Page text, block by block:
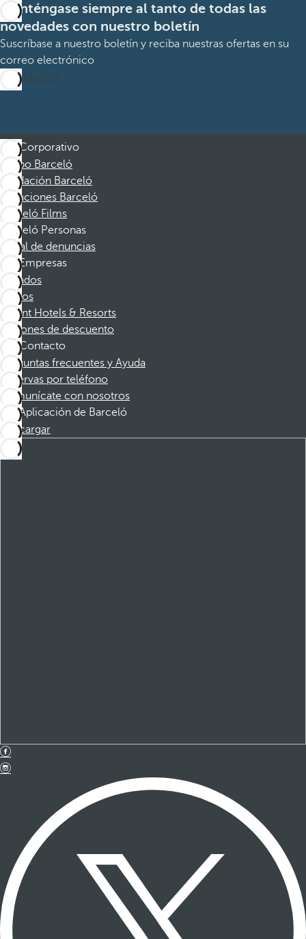
Manténgase siempre al tanto de todas las
novedades con nuestro boletín
Suscríbase a nuestro boletín y reciba nuestras ofertas en su
correo electrónico
Suscribirme
Corporativo
Grupo Barceló
Fundación Barceló
Vacaciones Barceló
Barceló Films
Barceló Personas
Canal de denuncias
Empresas
Afiliados
Socios
Dorint Hotels & Resorts
Cupones de descuento
Contacto
Preguntas frecuentes y Ayuda
Reservas por teléfono
Comunícate con nosotros
Aplicación de Barceló
Descargar